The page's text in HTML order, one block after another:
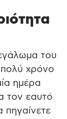
του
πολύ χρόνο
ημέρα
τον εαυτό
πηγαίνετε